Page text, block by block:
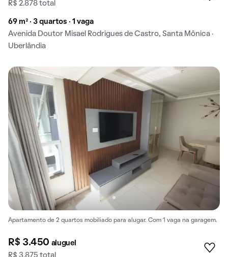
R$ 2.878 total
69 m² · 3 quartos · 1 vaga
Avenida Doutor Misael Rodrigues de Castro, Santa Mônica ·
Uberlândia
Apartamento de 2 quartos mobiliado para alugar. Com 1 vaga na garagem.
R$ 3.450 aluguel
R$ 3.875 total